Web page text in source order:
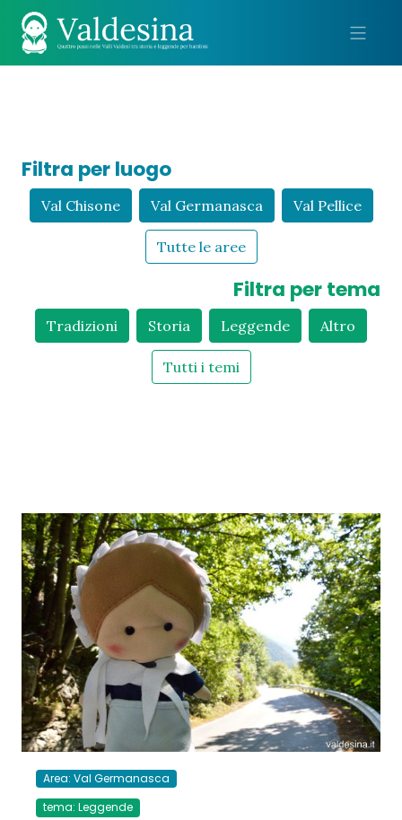
Filtra per luogo
Val Chisone Val Germanasca Val Pellice
Tutte le aree
Filtra per tema
Tradizioni Storia Leggende Altro
Tutti i temi
Area: Val Germanasca
tema: Leggende